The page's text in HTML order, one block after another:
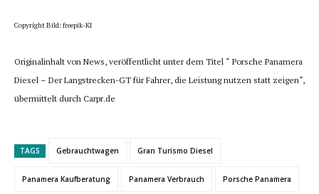
Copyright Bild: freepik-KI
Originalinhalt von News, veröffentlicht unter dem Titel “ Porsche Panamera
Diesel – Der Langstrecken-GT für Fahrer, die Leistung nutzen statt zeigen“,
übermittelt durch Carpr.de
TAGS Gebrauchtwagen Gran Turismo Diesel
Panamera Kaufberatung Panamera Verbrauch Porsche Panamera